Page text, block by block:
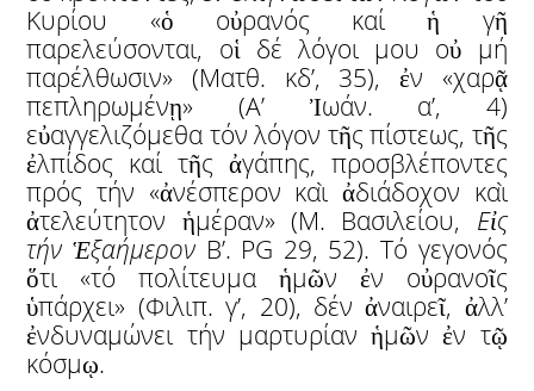
Κυρίου «ὁ οὐρανός καί ἡ γῆ
παρελεύσονται, οἱ δέ λόγοι μου οὐ μή
παρέλθωσιν» (Ματθ. κδ’, 35), ἐν «χαρᾷ
πεπληρωμένῃ» (Α’ Ἰωάν. α’, 4)
εὐαγγελιζόμεθα τόν λόγον τῆς πίστεως, τῆς
ἐλπίδος καί τῆς ἀγάπης, προσβλέποντες
πρός τήν «ἀνέσπερον καὶ ἀδιάδοχον καὶ
ἀτελεύτητον ἡμέραν» (Μ. Βασιλείου, Εἰς
τήν Ἑξαήμερον Β’. PG 29, 52). Τό γεγονός
ὅτι «τό πολίτευμα ἡμῶν ἐν οὐρανοῖς
ὑπάρχει» (Φιλιπ. γ’, 20), δέν ἀναιρεῖ, ἀλλ’
ἐνδυναμώνει τήν μαρτυρίαν ἡμῶν ἐν τῷ
κόσμῳ.